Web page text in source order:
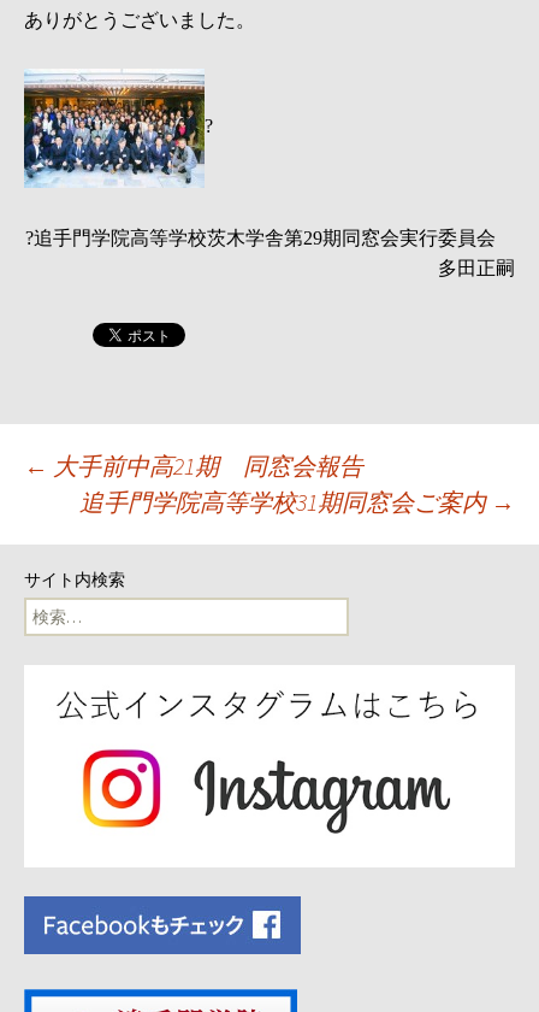
ありがとうございました。
?
?追手門学院高等学校茨木学舎第29期同窓会実行委員会
多田正嗣
投
ナ
ビ
ン
← 大手前中高21期 同窓会報告
追手門学院高等学校31期同窓会ご案内 →
サイト内検索
検
索: